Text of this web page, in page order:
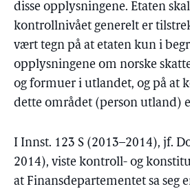
disse opplysningene. Etaten
kontrollnivået generelt er
vært tegn på at etaten kun i
opplysningene om norske
og formuer i utlandet, og på at
dette området (person utland)
I Innst. 123 S (2013–2014), jf.
2014), viste kontroll- og
at Finansdepartementet sa seg